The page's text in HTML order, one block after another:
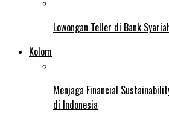
Lowongan Teller di Bank
Kolom
Menjaga Financial
di Indonesia